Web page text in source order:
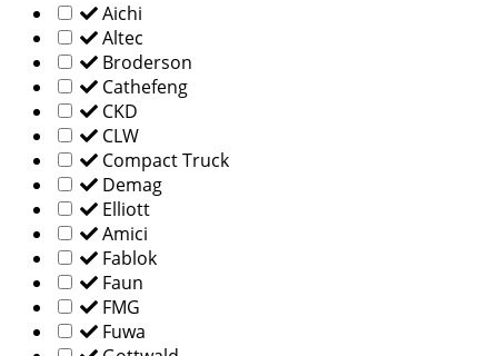
Aichi
Altec
Broderson
Cathefeng
CKD
CLW
Compact Truck
Demag
Elliott
Amici
Fablok
Faun
FMG
Fuwa